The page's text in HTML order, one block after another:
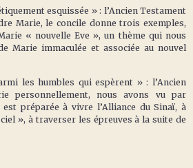
esquissée » : l’Ancien Testament
Marie, le concile donne trois exemples,
« nouvelle Eve », un thème qui nous
Marie immaculée et associée au nouvel
humbles qui espèrent » : l’Ancien
personnellement, nous avons vu par
préparée à vivre l’Alliance du Sinaï, à
», à traverser les épreuves à la suite de